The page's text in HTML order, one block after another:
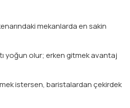
mekanlarda en sakin
yoğun olur; erken gitmek avantaj
istersen, baristalardan çekirdek